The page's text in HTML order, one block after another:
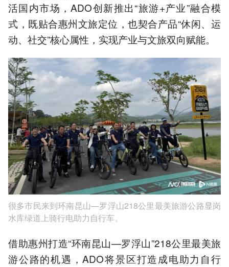
活国内市场，ADO创新推出“旅游+产业”融合模
式，既贴合惠州文旅定位，也契合产品“休闲、运
动、社交”核心属性，实现产业与文旅双向赋能。
很多市民来到环南昆山—罗浮山218公里最美旅游公路显岗
水库绿道上骑行电助力自行车。
借助惠州打造“环南昆山—罗浮山”218公里最美旅
游公路的机遇，ADO将景区打造成电助力自行